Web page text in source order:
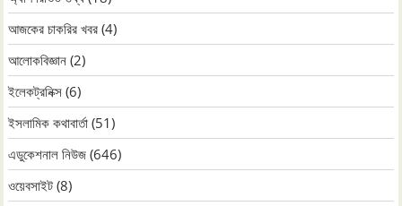
আজকের চাকরির খবর (4)
আলোকবিজ্ঞান (2)
ইলেকট্রনিক্স (6)
ইসলামিক কথাবার্তা (51)
এডুকেশনাল নিউজ (646)
ওয়েবসাইট (8)